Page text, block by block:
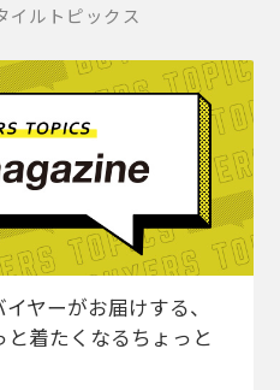
イルトピックス
ヤーがお届けする、
着たくなるちょっと